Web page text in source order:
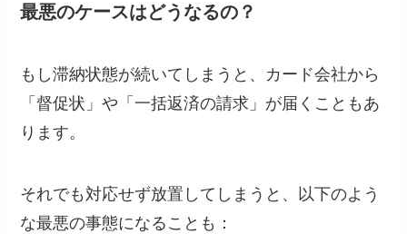
最悪のケースはどうなるの？
もし滞納状態が続いてしまうと、カード会社から
「督促状」や「一括返済の請求」が届くこともあ
ります。
それでも対応せず放置してしまうと、以下のよう
な最悪の事態になることも：